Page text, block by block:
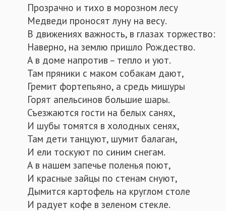
Прозрачно и тихо в морозном лесу
Медведи проносят луну на весу.
В движениях важность, в глазах торжество:
Наверно, на землю пришло Рождество.
А в доме напротив – тепло и уют.
Там пряники с маком собакам дают,
Гремит фортепьяно, а средь мишуры
Горят апельсинов большие шары.
Съезжаются гости на белых санях,
И шубы томятся в холодных сенях,
Там дети танцуют, шумит балаган,
И ели тоскуют по синим снегам.
А в нашем запечье поленья поют,
И красные зайцы по стенам снуют,
Дымится картофель на круглом столе
И радует кофе в зеленом стекле.